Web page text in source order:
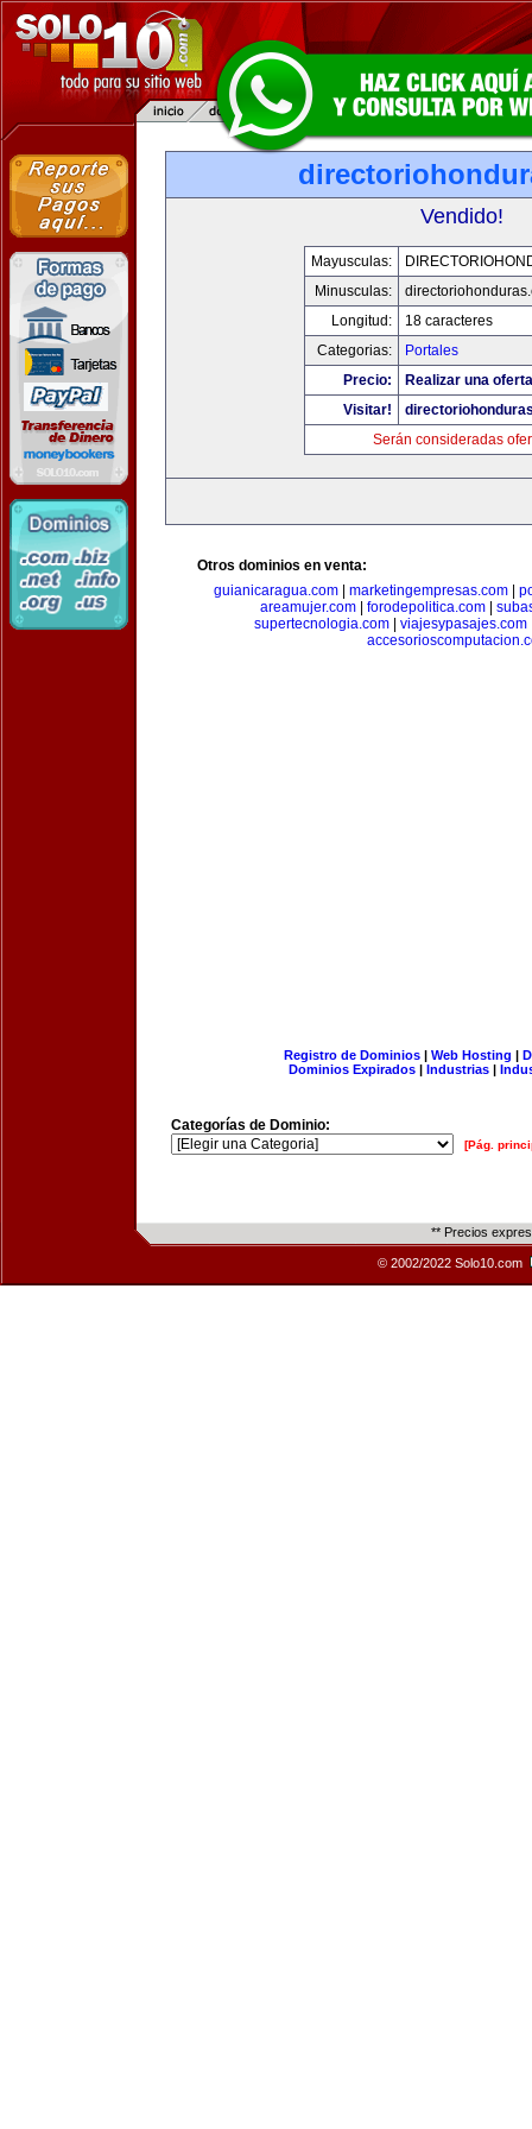
Vendido!
Mayusculas:
Minusculas:
Longitud:
18 caracteres
Categorias:
Portales
Precio:
Realizar una
Visitar!
Serán consideradas
Otros dominios en venta:
guianicaragua.com
marketingempresas.com
areamujer.com
forodepolitica.com
supertecnologia.com| viajesypasajes.com
Registro de Dominios| Web Hosting |
Dominios Expirados | Industrias |
Categorías de Dominio:
[Pág.
** Precios
© 2002/2022 Solo10.com